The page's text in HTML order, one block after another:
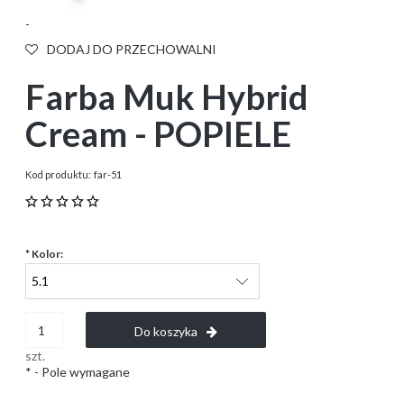
-
DODAJ DO PRZECHOWALNI
Farba Muk Hybrid
Cream - POPIELE
Kod produktu: far-51
* Kolor:
szt.
Do koszyka
* - Pole wymagane